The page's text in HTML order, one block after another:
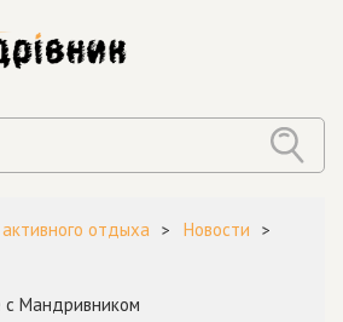
отдыха
Новости
с Мандривником